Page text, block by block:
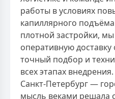
работы в условиях
капиллярного
плотной застройки,
оперативную
точный подбор и
всех этапах внедрения.
Санкт-Петербург —
мысль веками решала